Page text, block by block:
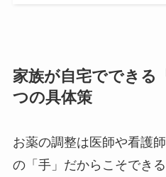
家族が自宅でできる
つの具体策
お薬の調整は医師や看護
の「手」だからこそでき